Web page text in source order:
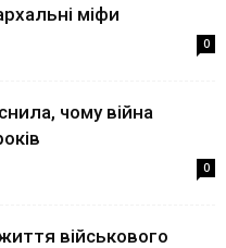
міфи
0
чому війна
0
військового